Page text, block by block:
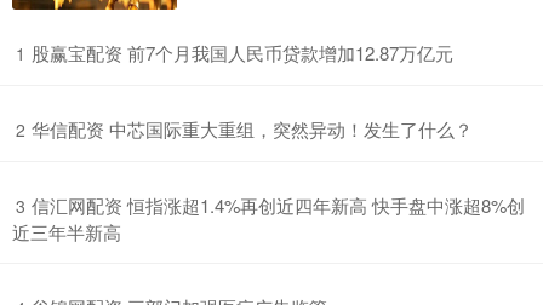
1 ​股赢宝配资 前7个月我国人民币贷款增加12.87万亿元
2 ​华信配资 中芯国际重大重组，突然异动！发生了什么？
3 ​信汇网配资 恒指涨超1.4%再创近四年新高 快手盘中涨超8%创
近三年半新高